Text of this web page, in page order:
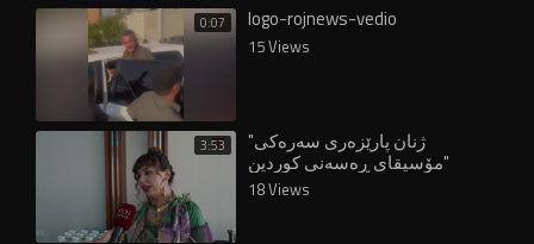
0:07 logo-rojnews-vedio
15 Views
3:53 "ژنان پارێزەری سەرەکی
مۆسیقای ڕەسەنی کوردین"
18 Views